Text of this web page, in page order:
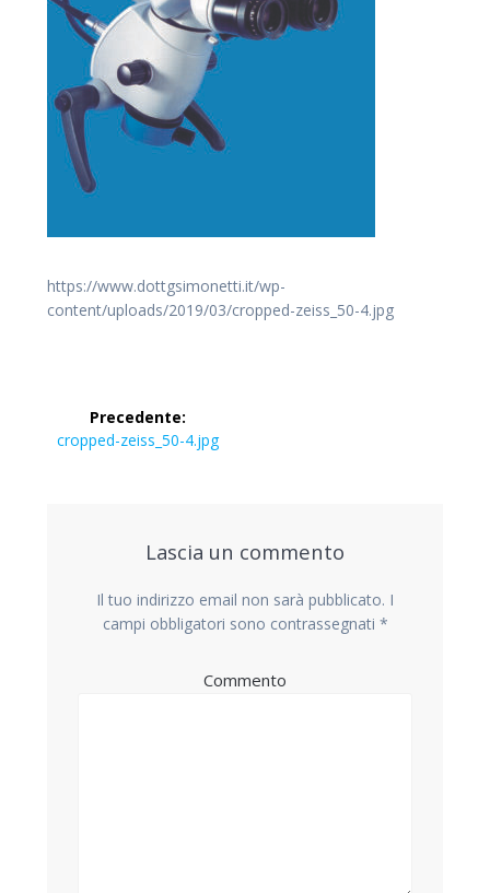
https://www.dottgsimonetti.it/wp-
content/uploads/2019/03/cropped-zeiss_50-4.jpg
Navigazione
articoli
Precedente:
Articolo
cropped-zeiss_50-4.jpg
Lascia un commento
Il tuo indirizzo email non sarà pubblicato. I
campi obbligatori sono contrassegnati *
Commento